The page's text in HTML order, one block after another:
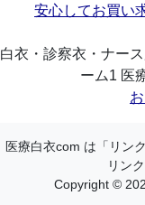
安心してお買い
白衣・診察衣・ナー
ーム1 医
医療白衣com は「リン
リン
Copyright ©